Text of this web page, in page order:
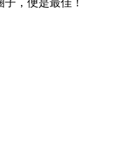
，便是最佳！